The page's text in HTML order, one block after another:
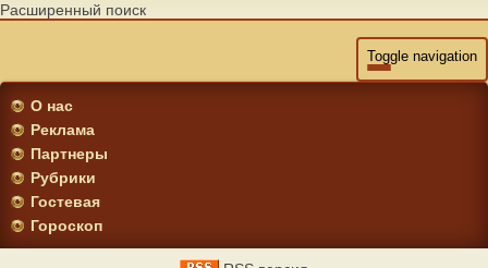
Расширенный поиск
Toggle navigation
О нас
Реклама
Партнеры
Рубрики
Гостевая
Гороскоп